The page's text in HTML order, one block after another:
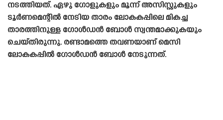
നടത്തിയത്. ഏഴു ഗോളുകളും മൂന്ന് അസിസ്റ്റുകളും
ടൂർണമെന്റിൽ നേടിയ താരം ലോകകപ്പിലെ മികച്ച
താരത്തിനുള്ള ഗോൾഡൻ ബോൾ സ്വന്തമാക്കുകയും
ചെയ്‌തിരുന്നു. രണ്ടാമത്തെ തവണയാണ് മെസി
ലോകകപ്പിൽ ഗോൾഡൻ ബോൾ നേടുന്നത്.